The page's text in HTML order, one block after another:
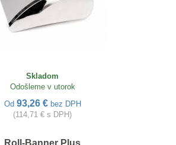
Skladom
Odošleme v utorok
Od 93,26 € bez DPH
(114,71 € s DPH)